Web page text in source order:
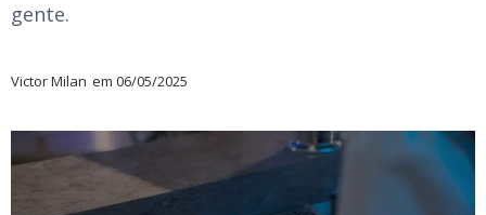
gente.
Victor Milan em 06/05/2025